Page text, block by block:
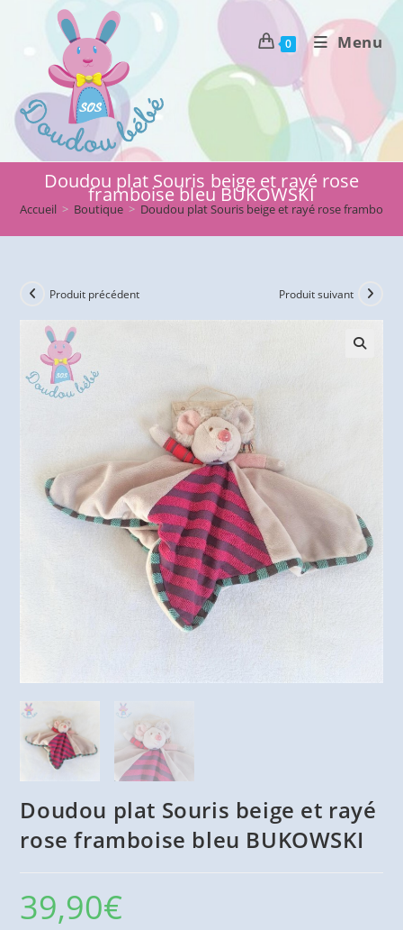
0 Menu
Doudou plat Souris beige et rayé rose
framboise bleu BUKOWSKI
Accueil > Boutique > Doudou plat Souris beige et rayé rose framboise
Produit précédent Produit suivant
Doudou plat Souris beige et rayé
rose framboise bleu BUKOWSKI
39,90€